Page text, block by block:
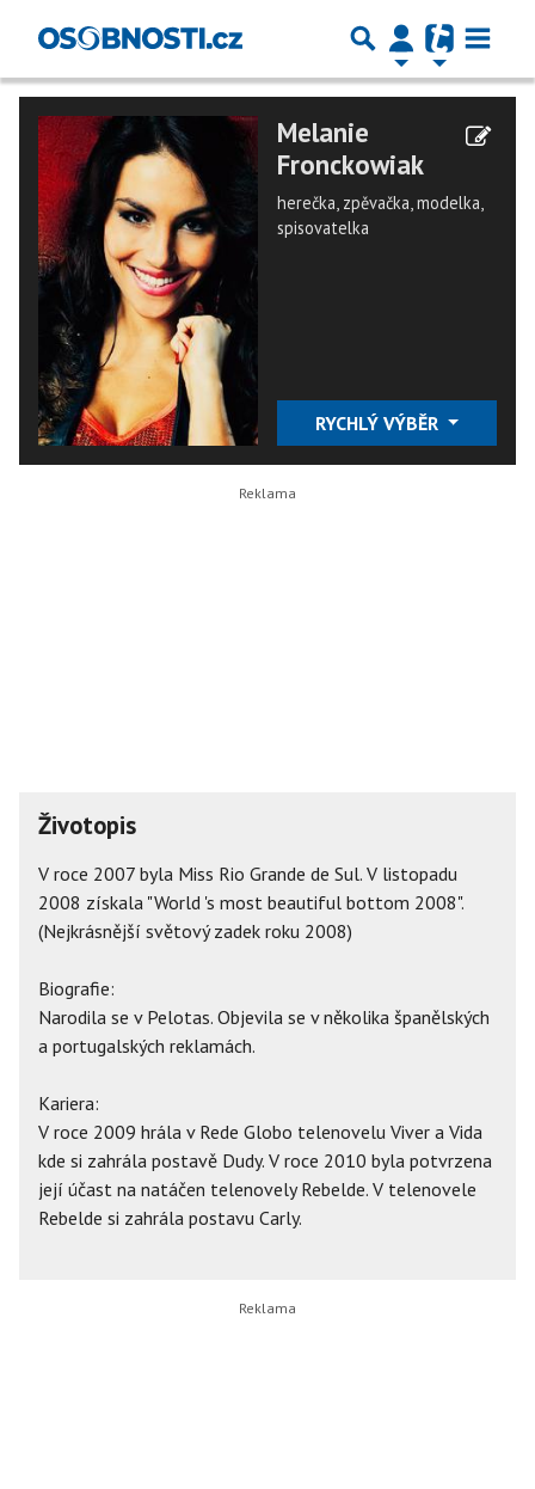
Melanie
Fronckowiak
herečka, zpěvačka, modelka,
spisovatelka
RYCHLÝ VÝBĚR
Životopis
V roce 2007 byla Miss Rio Grande de Sul. V listopadu
2008 získala "World 's most beautiful bottom 2008".
(Nejkrásnější světový zadek roku 2008)
Biografie:
Narodila se v Pelotas. Objevila se v několika španělských
a portugalských reklamách.
Kariera:
V roce 2009 hrála v Rede Globo telenovelu Viver a Vida
kde si zahrála postavě Dudy. V roce 2010 byla potvrzena
její účast na natáčen telenovely Rebelde. V telenovele
Rebelde si zahrála postavu Carly.